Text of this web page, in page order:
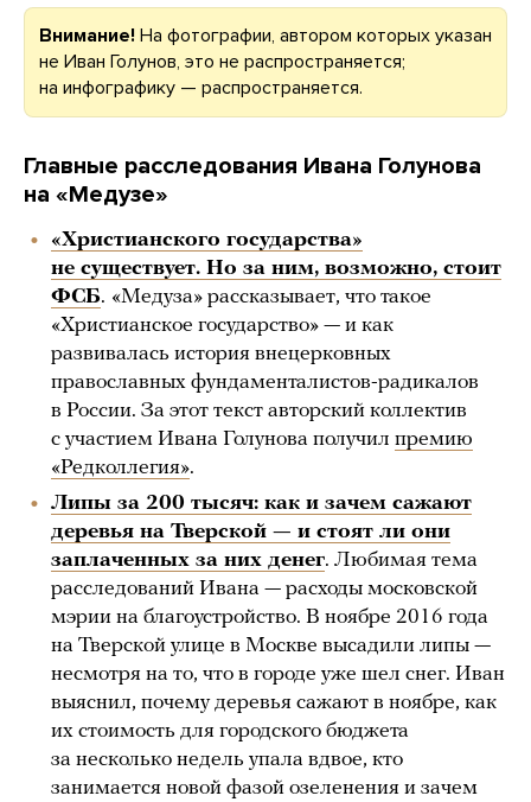
Внимание! На фотографии, автором которых указан
не Иван Голунов, это не распространяется;
на инфографику — распространяется.
Главные расследования Ивана Голунова
на «Медузе»
«Христианского государства»
не существует. Но за ним, возможно, стоит
ФСБ. «Медуза» рассказывает, что такое
«Христианское государство» — и как
развивалась история внецерковных
православных фундаменталистов-радикалов
в России. За этот текст авторский коллектив
с участием Ивана Голунова получил премию
«Редколлегия».
Липы за 200 тысяч: как и зачем сажают
деревья на Тверской — и стоят ли они
заплаченных за них денег. Любимая тема
расследований Ивана — расходы московской
мэрии на благоустройство. В ноябре 2016 года
на Тверской улице в Москве высадили липы —
несмотря на то, что в городе уже шел снег. Иван
выяснил, почему деревья сажают в ноябре, как
их стоимость для городского бюджета
за несколько недель упала вдвое, кто
занимается новой фазой озеленения и зачем